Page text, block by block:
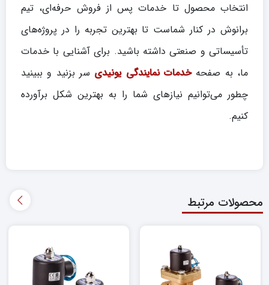
انتخاب محصول تا خدمات پس از فروش حرفه‌ای، تیم
برانوش در کنار شماست تا بهترین تجربه را در پروژه‌های
تأسیساتی و صنعتی داشته باشید. برای آشنایی با خدمات
ما، به صفحهخدمات نمایندگی یونیدی سر بزنید و ببینید
چطور می‌توانیم نیازهای شما را به بهترین شکل برآورده
کنیم.
محصولات مرتبط